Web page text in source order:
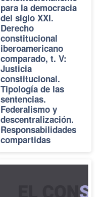
para la democracia
del siglo XXI.
Derecho
constitucional
iberoamericano
comparado, t. V:
Justicia
constitucional.
Tipología de las
sentencias.
Federalismo y
descentralización.
Responsabilidades
compartidas